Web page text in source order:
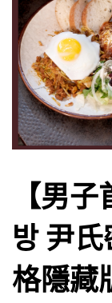
【男
방 尹
格隱藏